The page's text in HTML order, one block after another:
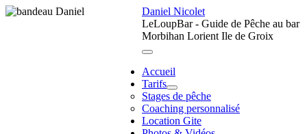
Daniel Nicolet
LeLoupBar - Guide de Pêche au bar
Morbihan Lorient Ile de Groix
Accueil
Tarifs
Stages de pêche
Coaching personnalisé
Location Gite